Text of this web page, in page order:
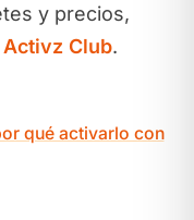
y precios,
Activz Club.
qué activarlo con